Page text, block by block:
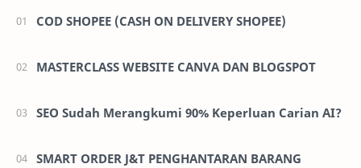
COD SHOPEE (CASH ON DELIVERY SHOPEE)
MASTERCLASS WEBSITE CANVA DAN BLOGSPOT
SEO Sudah Merangkumi 90% Keperluan Carian AI?
SMART ORDER J&T PENGHANTARAN BARANG